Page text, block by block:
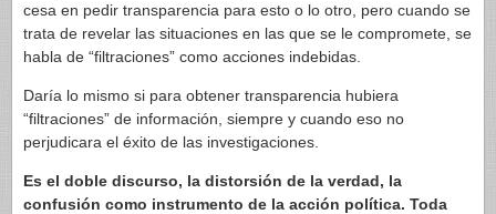
cesa en pedir transparencia para esto o lo otro, pero cuando se
trata de revelar las situaciones en las que se le compromete, se
habla de “filtraciones” como acciones indebidas.
Daría lo mismo si para obtener transparencia hubiera
“filtraciones” de información, siempre y cuando eso no
perjudicara el éxito de las investigaciones.
Es el doble discurso, la distorsión de la verdad, la
confusión como instrumento de la acción política. Toda